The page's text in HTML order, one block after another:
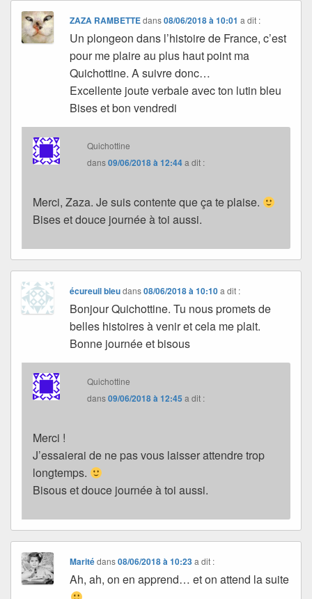
ZAZA RAMBETTEdans08/06/2018 à 10:01 a dit :
Un plongeon dans l’histoire de France, c’est
pour me plaire au plus haut point ma
Quichottine. A suivre donc…
Excellente joute verbale avec ton lutin bleu
Bises et bon vendredi
Quichottine
dans09/06/2018 à 12:44a dit :
Merci, Zaza. Je suis contente que ça te plaise.
Bises et douce journée à toi aussi.
écureuil bleudans08/06/2018 à 10:10 a dit :
Bonjour Quichottine. Tu nous promets de
belles histoires à venir et cela me plait.
Bonne journée et bisous
Quichottine
dans09/06/2018 à 12:45 a dit :
Merci !
J’essaierai de ne pas vous laisser attendre trop
longtemps.
Bisous et douce journée à toi aussi.
Maritédans08/06/2018 à 10:23 a dit :
Ah, ah, on en apprend… et on attend la suite